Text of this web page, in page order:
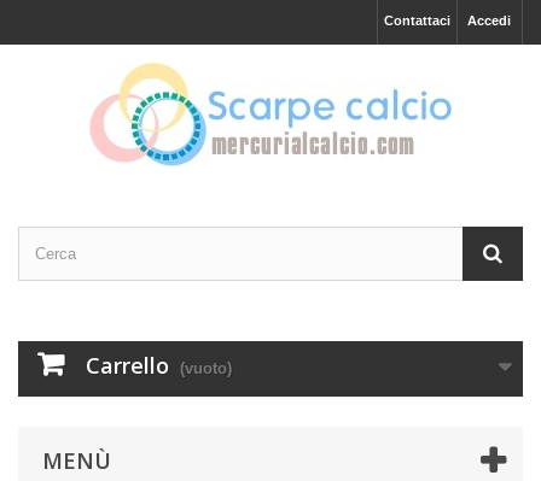
Accedi
Contattaci
Carrello (vuoto)
MENÙ